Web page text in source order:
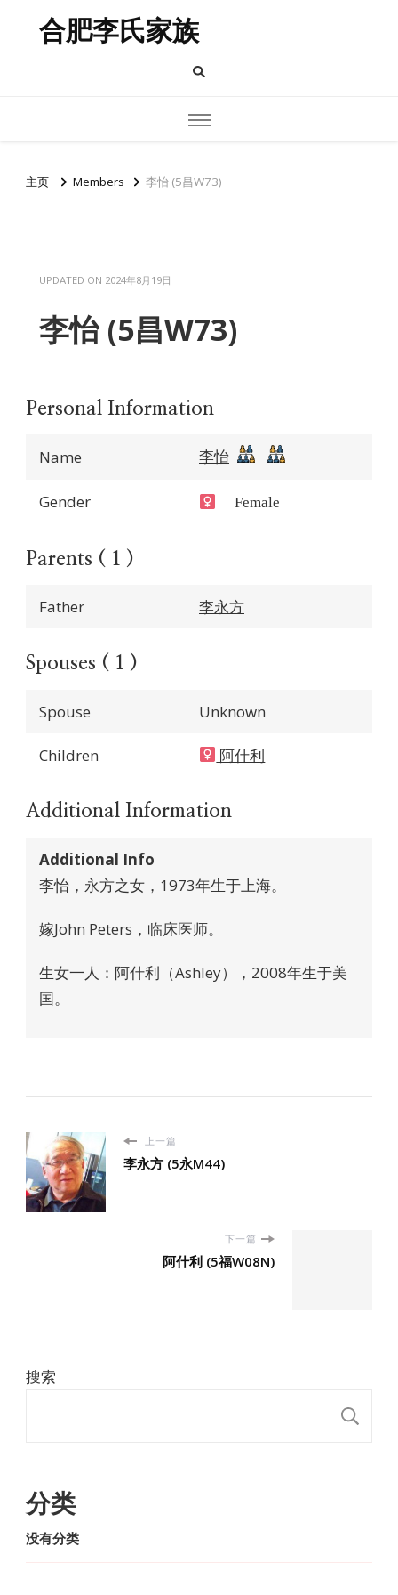
合肥李氏家族
主页 Members 李怡 (5昌W73)
UPDATED ON 2024年8月19日
李怡 (5昌W73)
Personal Information
Name 李怡
Gender Female
Parents ( 1 )
Father 李永方
Spouses ( 1 )
Spouse Unknown
Children 阿什利
Additional Information
Additional Info
李怡，永方之女，1973年生于上海。
嫁John Peters，临床医师。
生女一人：阿什利（Ashley），2008年生于美
国。
上一篇
李永方 (5永M44)
下一篇
阿什利 (5福W08N)
搜索
分类
没有分类